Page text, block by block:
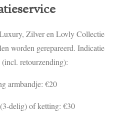
Zilver en Lovly Collectie
worden gerepareerd. Indicatie
(incl. retourzending):
armbandje: €20
delig) of ketting: €30